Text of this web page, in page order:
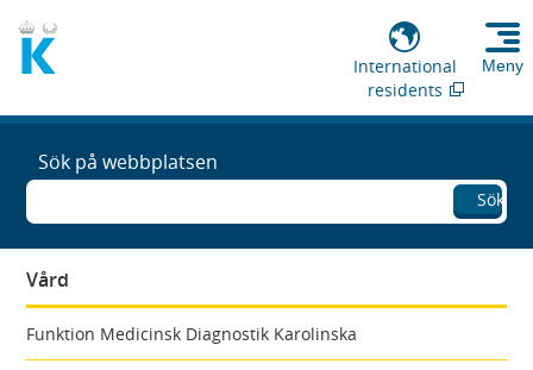
International
residents
Meny
Sök på webbplatsen
Sök
Vård
Funktion Medicinsk Diagnostik Karolinska